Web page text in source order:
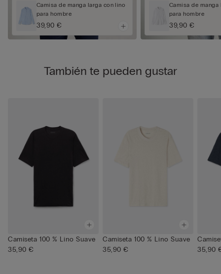
Camisa de manga larga con lino
para hombre
39,90 €
Camisa de
para hombre
39,90 €
También te pueden gustar
Camiseta 100 % Lino Suave
35,90 €
Camiseta 100 % Lino Suave
35,90 €
35,90